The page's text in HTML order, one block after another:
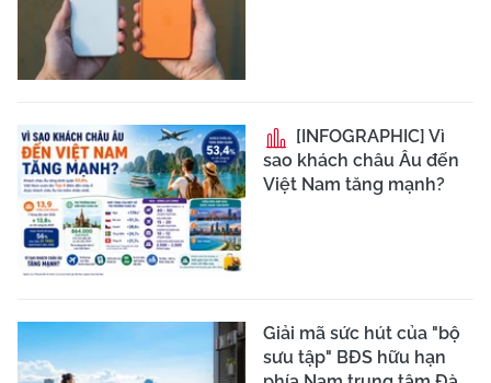
[INFOGRAPHIC] Vì
sao khách châu Âu đến
Việt Nam tăng mạnh?
Giải mã sức hút của "bộ
sưu tập" BĐS hữu hạn